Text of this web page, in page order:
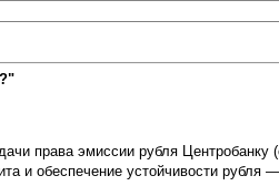
права эмиссии рубля Центробанку
и обеспечение устойчивости рубля